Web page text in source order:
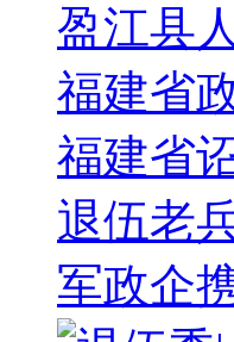
盈江县
福建省
福建省
退伍老
军政企